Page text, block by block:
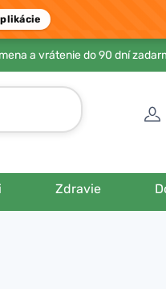
a vrátenie do 90 dní
Zdravie